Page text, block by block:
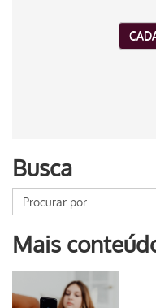
Busca
Mais